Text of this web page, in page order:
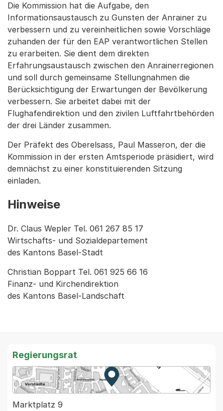
Die Kommission hat die Aufgabe, den
Informationsaustausch zu Gunsten der Anrainer zu
verbessern und zu vereinheitlichen sowie Vorschläge
zuhanden der für den EAP verantwortlichen Stellen
zu erarbeiten. Sie dient dem direkten
Erfahrungsaustausch zwischen den Anrainerregionen
und soll durch gemeinsame Stellungnahmen die
Berücksichtigung der Erwartungen der Bevölkerung
verbessern. Sie arbeitet dabei mit der
Flughafendirektion und den zivilen Luftfahrtbehörden
der drei Länder zusammen.
Der Präfekt des Oberelsass, Paul Masseron, der die
Kommission in der ersten Amtsperiode präsidiert, wird
demnächst zu einer konstituierenden Sitzung
einladen.
Hinweise
Dr. Claus Wepler Tel. 061 267 85 17
Wirtschafts- und Sozialdepartement
des Kantons Basel-Stadt
Christian Boppart Tel. 061 925 66 16
Finanz- und Kirchendirektion
des Kantons Basel-Landschaft
Regierungsrat
Zur Karte von MapBS.
Externer Link, wird in einem
Marktplatz 9